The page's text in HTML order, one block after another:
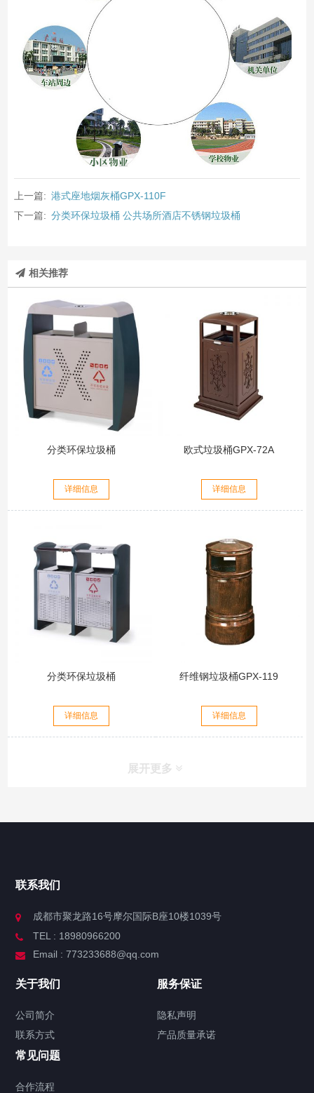
上一篇: 港式座地烟灰桶GPX-110F
下一篇: 分类环保垃圾桶 公共场所酒店不锈钢垃圾桶
相关推荐
分类环保垃圾桶
详细信息
欧式垃圾桶GPX-72A
详细信息
分类环保垃圾桶
详细信息
纤维钢垃圾桶GPX-119
详细信息
展开更多
联系我们
成都市聚龙路16号摩尔国际B座10楼1039号
TEL : 18980966200
Email : 773233688@qq.com
关于我们
公司简介
联系方式
服务保证
隐私声明
产品质量承诺
常见问题
合作流程